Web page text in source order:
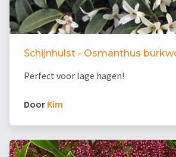
Schijnhulst - Osmanthus
Perfect voor lage hagen!
Door Kim